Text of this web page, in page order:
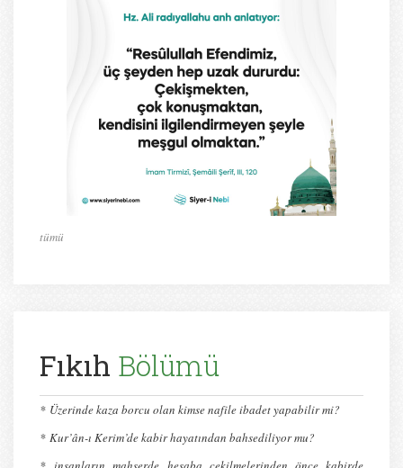
tümü
Fıkıh Bölümü
* Üzerinde kaza borcu olan kimse nafile ibadet yapabilir mi?
* Kur’ân-ı Kerim’de kabir hayatından bahsediliyor mu?